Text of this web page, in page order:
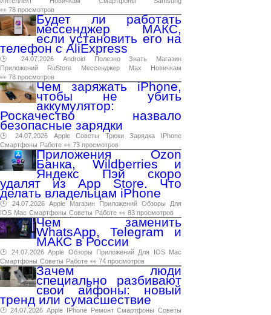
👀 78 просмотров
Будет ли работать
мессенджер МАКС,
если установить его на
телефон с AliExpress
🕑 24.07.2026 Android Полезно Знать
Магазин
Приложений
RuStore Мессенджер Max
Новичкам
👀 78 просмотров
Чем заряжать iPhone,
чтобы не убить
аккумулятор:
Роскачество назвало
безопасные зарядки
🕑 24.07.2026 Apple Советы Трюки Зарядка
IPhone
Смартфоны Работе 👀 73 просмотров
Приложения Ozon
Банка, Wildberries и
Яндекс Пэй скоро
удалят из App Store. Что
делать владельцам iPhone
🕑 24.07.2026 Apple Магазин Приложений Обзоры
Для
IOS Mac Смартфоны Советы Работе 👀 83 просмотров
Чем заменить
WhatsApp, Telegram и
МАКС в России
🕑 24.07.2026 Apple Обзоры Приложений Для IOS
Mac
Смартфоны Советы Работе 👀 74 просмотров
Зачем люди
специально разбивают
свои айфоны: новый
тренд или сумасшествие
🕑 24.07.2026 Apple IPhone Ремонт Смартфоны Советы